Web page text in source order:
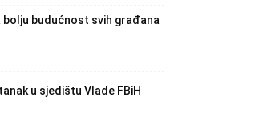
bolju budućnost svih građana
u sjedištu Vlade FBiH